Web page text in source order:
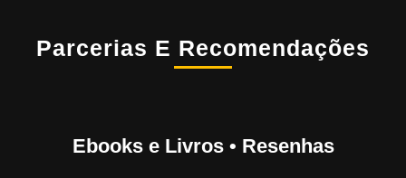
Parcerias E Recomendações
Ebooks e Livros • Resenhas